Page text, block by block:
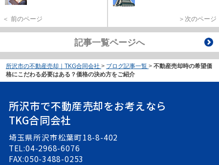
＜ 前のページ ＞次のページ
記事一覧ページへ
所沢市の不動産売却｜TKG合同会社 > ブログ記事一覧 > 不動産売却時の希望価
格にこだわる必要はある？価格の決め方をご紹介
所沢市で不動産売却をお考えなら
TKG合同会社
埼玉県所沢市松葉町18-8-402
TEL:04-2968-6076
FAX:050-3488-0253